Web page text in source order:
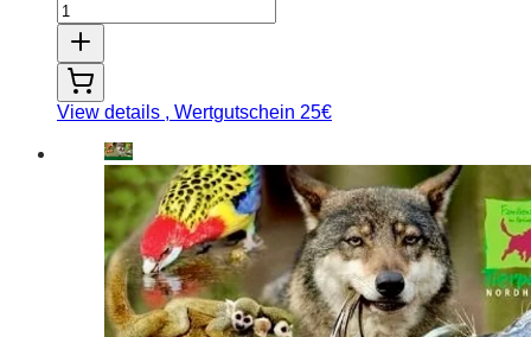
View details , Wertgutschein 25€